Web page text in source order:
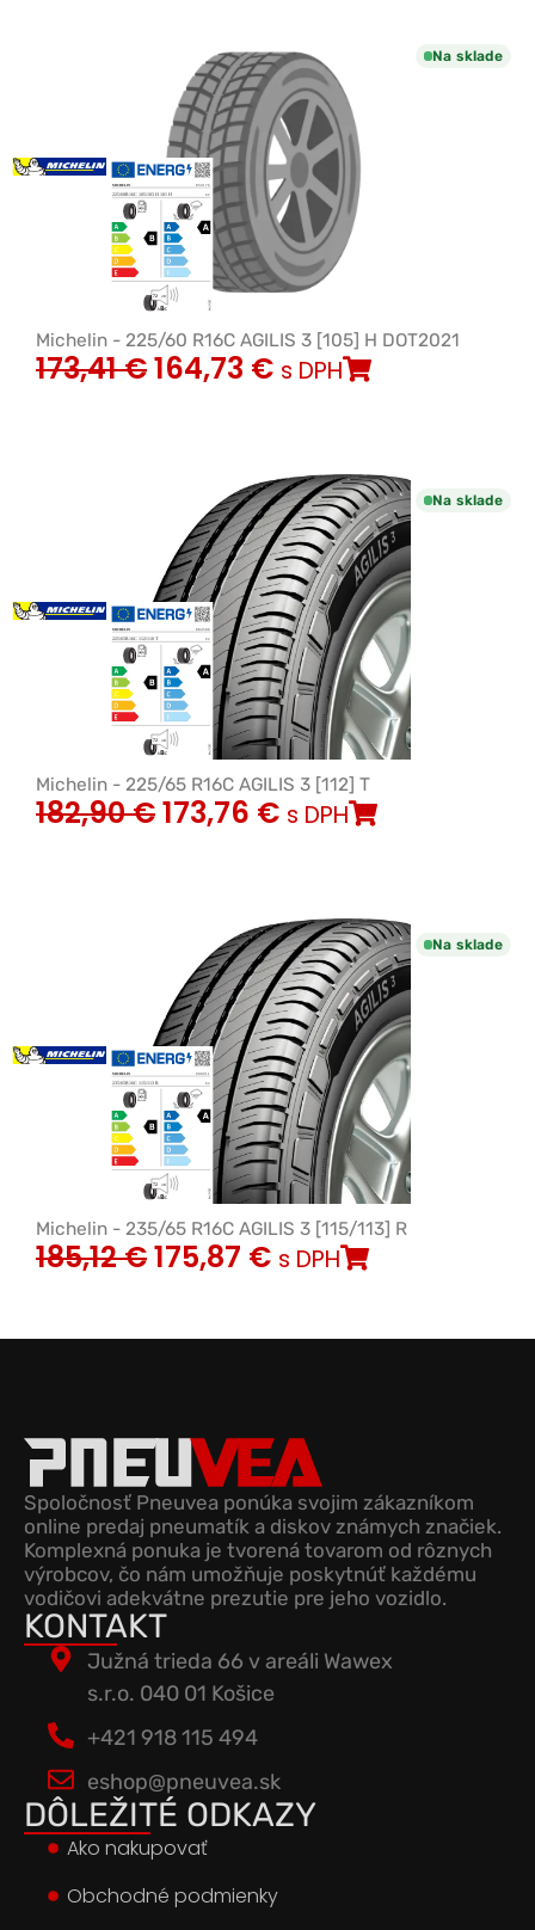
Na sklade
Michelin - 225/60 R16C AGILIS 3 [105] H DOT2021
173,41€164,73 € s DPH
Na sklade
Michelin - 225/65 R16C AGILIS 3 [112] T
182,90€173,76 € s DPH
Na sklade
Michelin - 235/65 R16C AGILIS 3 [115/113] R
185,12€175,87 € s DPH
Spoločnosť Pneuvea ponúka svojim zákazníkom
online predaj pneumatík a diskov známych značiek.
Komplexná ponuka je tvorená tovarom od rôznych
výrobcov, čo nám umožňuje poskytnúť každému
vodičovi adekvátne prezutie pre jeho vozidlo.
KONTAKT
Južná trieda 66 v areáli Wawex
s.r.o. 040 01 Košice
+421 918 115 494
eshop@pneuvea.sk
DÔLEŽITÉ ODKAZY
Ako nakupovať
Obchodné podmienky